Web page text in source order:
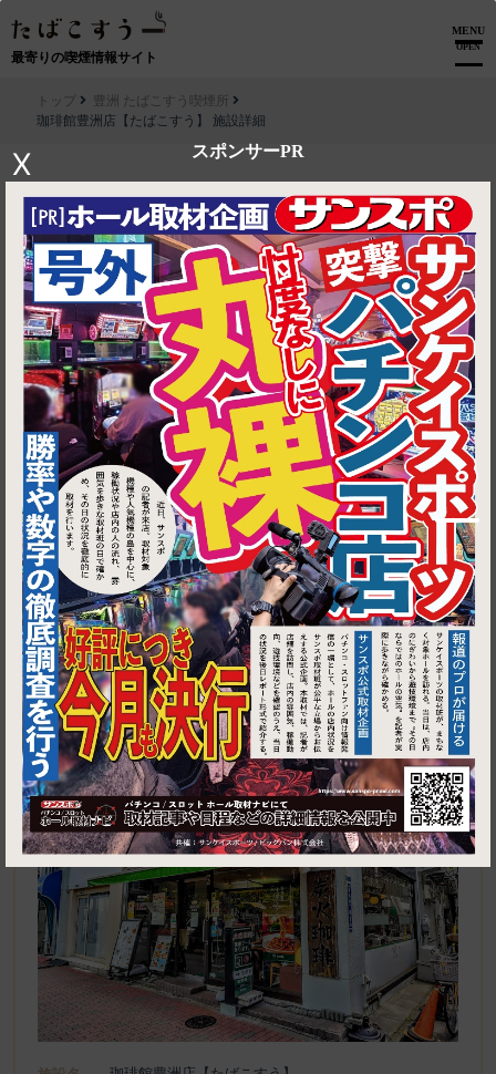
最寄りの喫煙情報サイト
MENU
OPEN
スポンサーPR
X
1
トップ
豊洲 たばこすう喫煙所
珈琲館豊洲店【たばこすう】 施設詳細
▶ ルートを見る
豊洲 たばこすう喫煙所│珈琲館豊洲店【たばこすう】
東京都江東区豊洲4-2-1